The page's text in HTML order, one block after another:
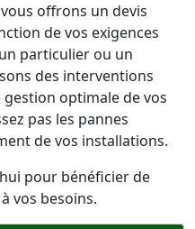
offrons un devis
de vos exigences
particulier ou un
des interventions
optimale de vos
pas les pannes
de vos installations.
pour bénéficier de
vos besoins.